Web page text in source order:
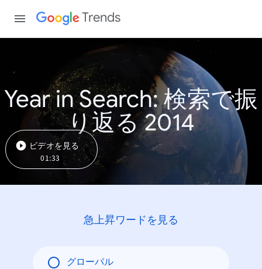
Trends
Year in Search: 検索で振
り返る 2014
ビデオを見る
01:33
急上昇ワードを見る
グローバル